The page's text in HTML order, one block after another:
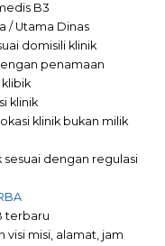
B3
/ Utama Dinas
domisili klinik
penamaan
klinik
klinik bukan milik
sesuai dengan regulasi
terbaru
misi, alamat, jam